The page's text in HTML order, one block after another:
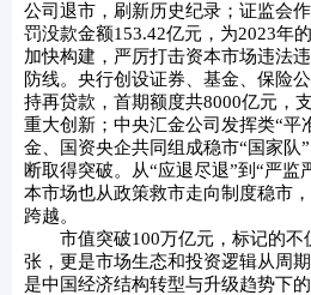
公司退市，刷新历史纪录；证监会
罚没款金额153.42亿元，为2023年
加快构建，严厉打击资本市场违法
防线。央行创设证券、基金、保险
持再贷款，首期额度共8000亿元，
重大创新；中央汇金公司发挥类“平
金、国资央企共同组成稳市“国家队
断取得突破。从“应退尽退”到“严监
本市场也从政策救市走向制度稳市
跨越。
市值突破100万亿元，标记的
张，更是市场生态和投资逻辑从周
是中国经济结构转型与升级趋势下的